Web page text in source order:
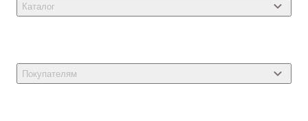
Каталог
Товары для собак
Покупателям